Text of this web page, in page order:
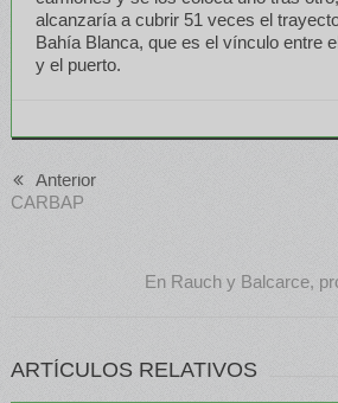
alcanzaría a cubrir 51 veces el
Bahía Blanca, que es el vínculo entre
y el puerto.
Anterior
CARBAP
En Rauch y Balcarce,
ARTÍCULOS RELATIVOS